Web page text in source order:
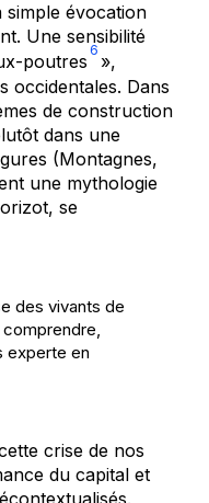
simple évocation
Une sensibilité
poutres
6
»,
Dans
de construction
dans une
(Montagnes,
une mythologie
se
des vivants de
experte en
crise de nos
du capital et